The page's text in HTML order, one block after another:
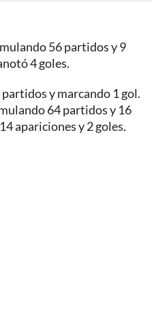
56 partidos y 9
4 goles.
y marcando 1 gol.
64 partidos y 16
apariciones y 2 goles.